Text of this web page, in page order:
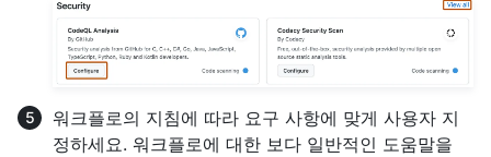
워크플로의 지침에 따라 요구 사항에 맞게 사용자 지
정하세요. 워크플로에 대한 보다 일반적인 도움말을